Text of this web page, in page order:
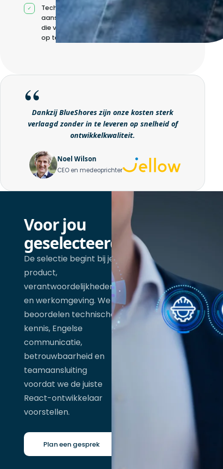
Technische
aansturing zonder
die volledig intern
op te bouwen
Dankzij BlueShores zijn onze kosten sterk
verlaagd zonder in te leveren op snelheid of
ontwikkelkwaliteit.
Noel Wilson
CEO en medeoprichter
Voor jou
geselecteerd
De selectie begint bij je
product,
verantwoordelijkheden
en werkomgeving. We
beoordelen technische
kennis, Engelse
communicatie,
betrouwbaarheid en
teamaansluiting
voordat we de juiste
React-ontwikkelaar
voorstellen.
Plan een gesprek